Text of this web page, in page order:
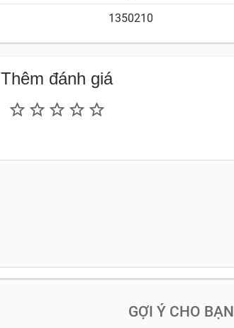
1350210
Thêm đánh giá
GỢI Ý CHO BẠN